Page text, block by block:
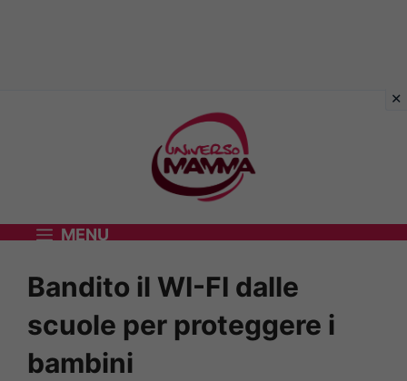
MENU
Bandito il WI-FI dalle
scuole per proteggere i
bambini